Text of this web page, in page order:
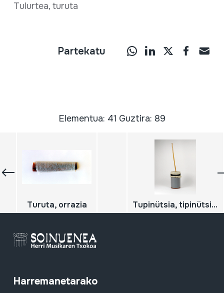
Tulurtea, turuta
Partekatu
Elementua: 41 Guztira: 89
Turuta, orrazia Tupinütsia, tipinütsia, ttipiuntzia, zanbonba
Harremanetarako